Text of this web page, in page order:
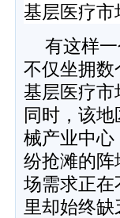
基层医疗市
有这样
不仅坐拥数
基层医疗市
同时，该
械产业中心
纷抢滩的阵
场需求正在
里却始终